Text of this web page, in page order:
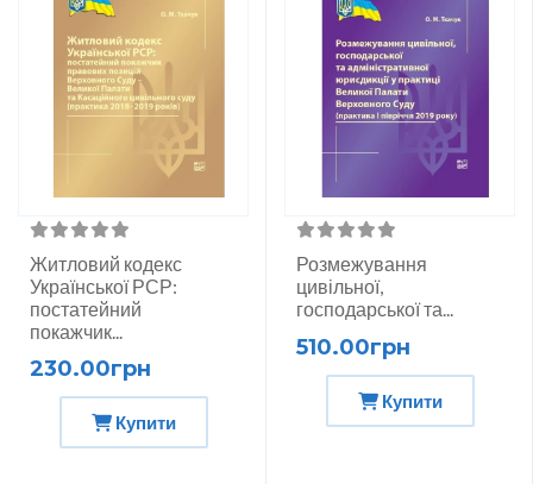
Житловий кодекс
Української РСР:
постатейний
покажчик...
230.00грн
Купити
Розмежування
цивільної,
господарської та...
510.00грн
Купити